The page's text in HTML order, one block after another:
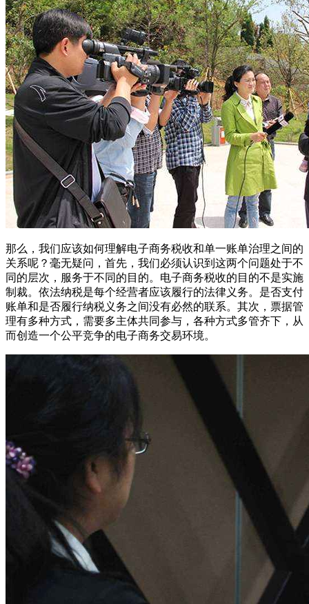
那么，我们应该如何理解电子商务税收和单一账单治理之间的
关系呢？毫无疑问，首先，我们必须认识到这两个问题处于不
同的层次，服务于不同的目的。电子商务税收的目的不是实施
制裁。依法纳税是每个经营者应该履行的法律义务。是否支付
账单和是否履行纳税义务之间没有必然的联系。其次，票据管
理有多种方式，需要多主体共同参与，各种方式多管齐下，从
而创造一个公平竞争的电子商务交易环境。